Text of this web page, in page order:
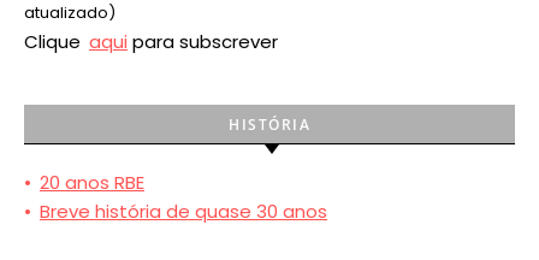
atualizado)
Clique aqui para subscrever
HISTÓRIA
• 20 anos RBE
• Breve história de quase 30 anos